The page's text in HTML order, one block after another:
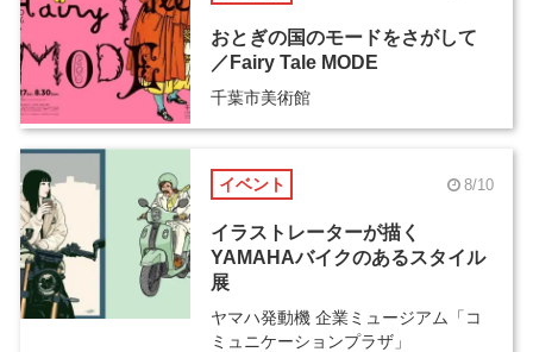
おとぎの国のモードをさがして
／Fairy Tale MODE
千葉市美術館
イベント 8/10
イラストレーターが描く
YAMAHAバイクのあるスタイル
展
ヤマハ発動機 企業ミュージアム「コ
ミュニケーションプラザ」